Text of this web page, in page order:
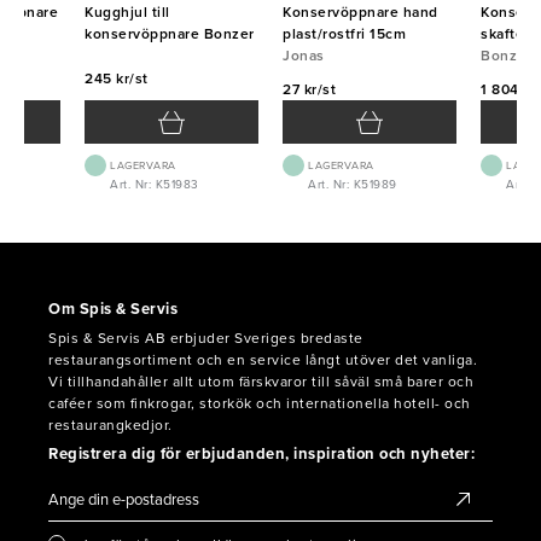
Kugghjul till
konservöppnare Bonzer
245 kr/st
LAGERVARA
Art. Nr: K51983
Konservöppnare hand
plast/rostfri 15cm
Jonas
27 kr/st
LAGERVARA
Art. Nr: K51989
skaftets
Bonzer
Bonzer
1 804
Art.
Om Spis & Servis
Spis & Servis AB erbjuder Sveriges bredaste
restaurangsortiment och en service långt utöver det vanliga.
Vi tillhandahåller allt utom färskvaror till såväl små barer och
caféer som finkrogar, storkök och internationella hotell- och
restaurangkedjor.
Registrera dig för erbjudanden, inspiration och nyheter: